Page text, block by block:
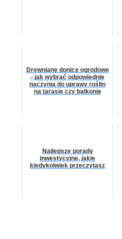
Drewniane donice ogrodowe
- jak wybrać odpowiednie
naczynia do uprawy roślin
na tarasie czy balkonie
Najlepsze porady
inwestycyjne, jakie
kiedykolwiek przeczytasz